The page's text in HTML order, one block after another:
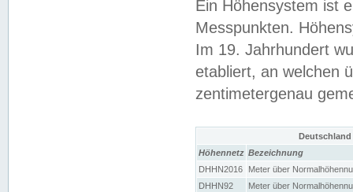
Ein Höhensystem ist
Messpunkten.
Im 19. Jahrhundert
etabliert, an welchen
zentimetergenau
Höhennetz Bezeichnung
DHHN2016
Meter über
DHHN92
Meter über